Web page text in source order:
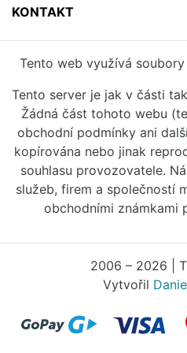
KONTAKT
Tento web využívá
Tento server je jak v části
Žádná část tohoto webu
obchodní podmínky ani
kopírována nebo jinak
souhlasu provozovatele.
služeb, firem a společností
obchodními známkami
2006 – 2026 |
Vytvořil